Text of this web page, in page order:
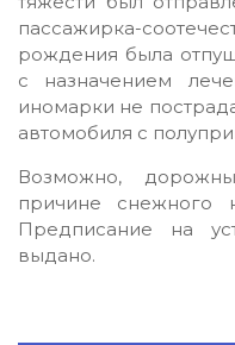
пассажирка-
рождения была
с назначением
иномарки не
автомобиля с
Возможно,
причине снежного
Предписание на
выдано.